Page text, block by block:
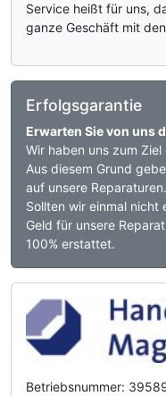
Service heißt für uns,
ganze Geschäft mit
Erfolgsgarantie
Erwarten Sie von uns
Wir haben uns zum
Aus diesem Grund
auf unsere Reparaturen.
Sollten wir einmal nicht
Geld für unsere
100% erstattet.
Betriebsnummer: